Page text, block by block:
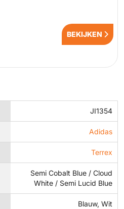
BEKIJKEN
JI1354
Adidas
Terrex
Semi Cobalt Blue / Cloud
White / Semi Lucid Blue
Blauw, Wit